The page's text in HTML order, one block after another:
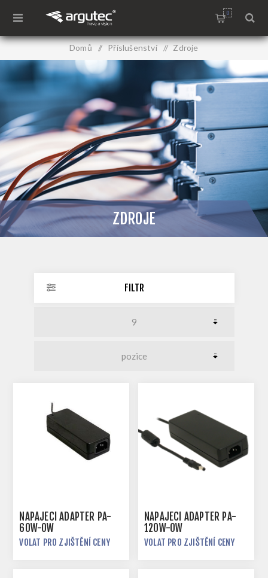
0
Domů / Příslušenství / Zdroje
ZDROJE
FILTR
NAPÁJECÍ ADAPTÉR PA-
60W-OW
VOLAT PRO ZJIŠTĚNÍ CENY
NAPÁJECÍ ADAPTÉR PA-
120W-OW
VOLAT PRO ZJIŠTĚNÍ CENY